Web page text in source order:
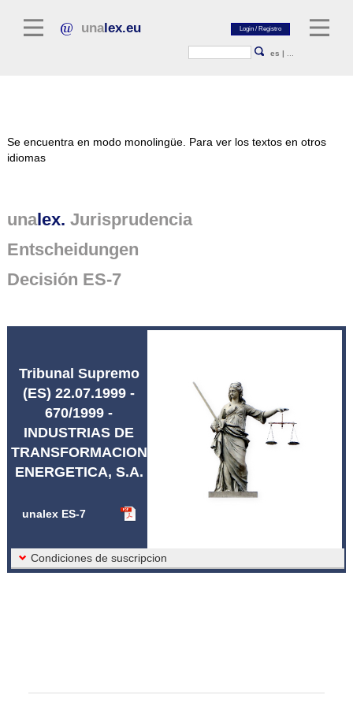
unalex.eu
es |
Textos normativos
Jurisprudencia
Se encuentra en modo monolingüe. Para ver los textos en otros
idiomas
unalex. Jurisprudencia
Entscheidungen
Decisión ES-7
Tribunal Supremo
(ES) 22.07.1999 -
670/1999 -
INDUSTRIAS DE
TRANSFORMACION
ENERGETICA, S.A.
unalex ES-7
Condiciones de suscripcion